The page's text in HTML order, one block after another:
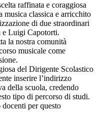
raffinata e coraggiosa
musica classica e arricchito
di due straordinari
e Luigi Capotorti.
la nostra comunità
musicale come
del Dirigente Scolastico
inserire l’indirizzo
della scuola, credendo
tipo di percorso di studi.
per questo